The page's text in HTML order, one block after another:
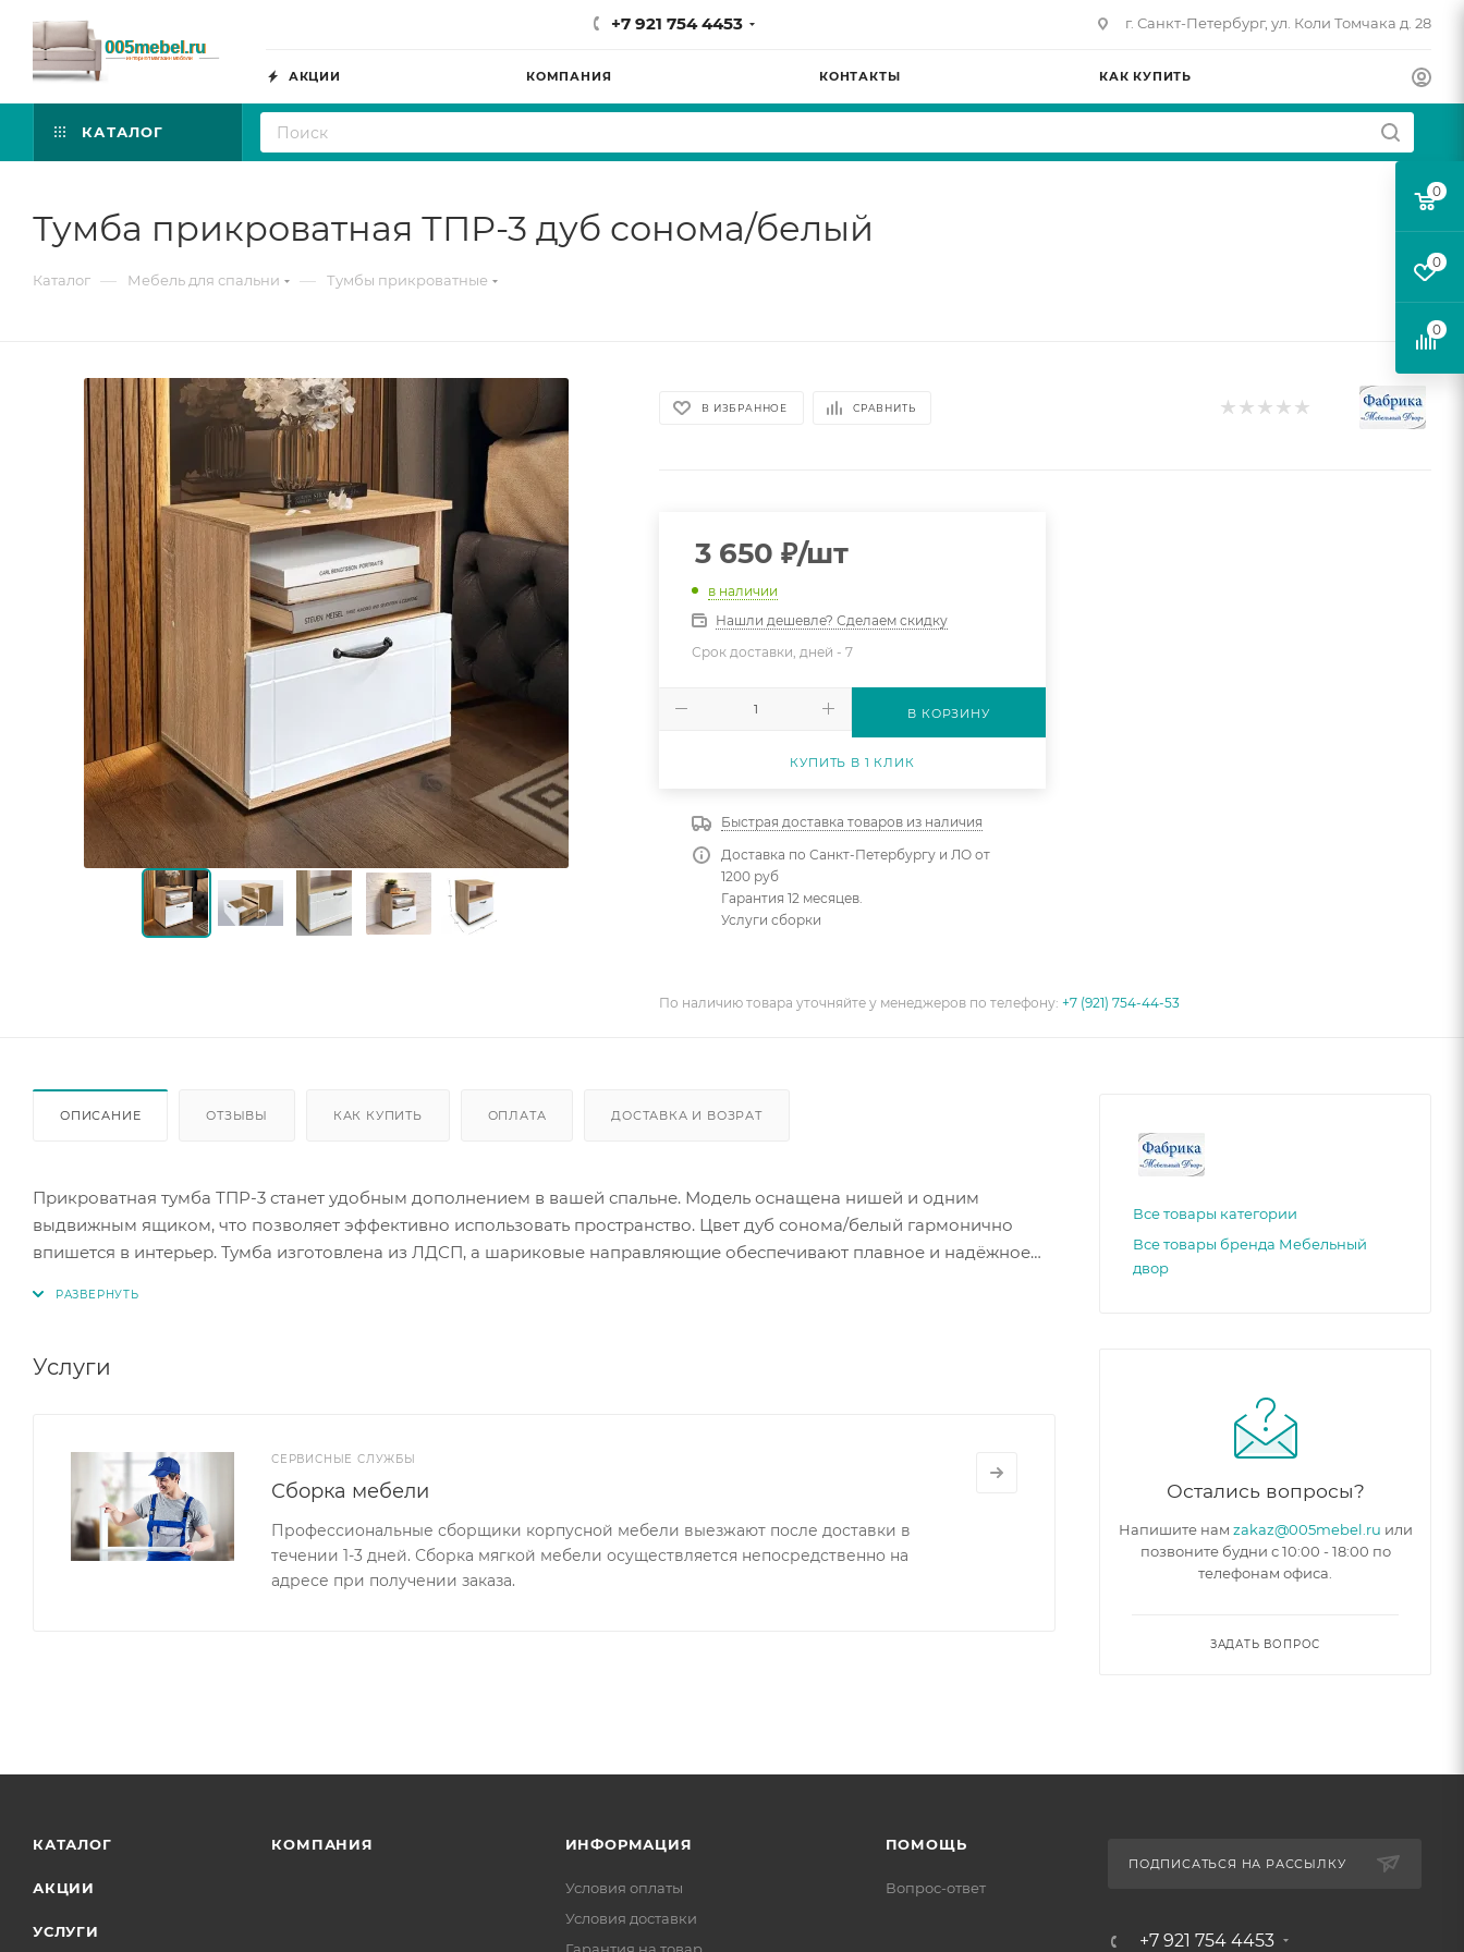
+7 921 754 4453 г. Санкт-Петербург, ул. Коли Томчака д. 28
АКЦИИ КОМПАНИЯ КОНТАКТЫ КАК КУПИТЬ
КАТАЛОГ
Тумба прикроватная ТПР-3 дуб сонома/белый
Каталог — Мебель для спальни — Тумбы прикроватные
В ИЗБРАННОЕ СРАВНИТЬ
3 650 ₽/шт
в наличии
Нашли дешевле? Сделаем скидку
Срок доставки, дней -7
В КОРЗИНУ
КУПИТЬ В 1 КЛИК
Быстрая доставка товаров из наличия
Доставка по Санкт-Петербургу и ЛО от
1200 руб
Гарантия 12 месяцев.
Услуги сборки
По наличию товара уточняйте у менеджеров по телефону:+7 (921) 754-44-53
ОПИСАНИЕ ОТЗЫВЫ КАК КУПИТЬ ОПЛАТА ДОСТАВКА И ВОЗРАТ
Прикроватная тумба ТПР-3 станет удобным дополнением в вашей спальне. Модель оснащена нишей и одним
выдвижным ящиком, что позволяет эффективно использовать пространство. Цвет дуб сонома/белый гармонично
впишется в интерьер. Тумба изготовлена из ЛДСП, а шариковые направляющие обеспечивают плавное и надёжное
Услуги
СЕРВИСНЫЕ СЛУЖБЫ
Сборка мебели
Профессиональные сборщики корпусной мебели выезжают после доставки в
течении 1-3 дней. Сборка мягкой мебели осуществляется непосредственно на
адресе при получении заказа.
Все товары категории
Все товары бренда Мебельный
двор
Остались вопросы?
Напишите нам zakaz@005mebel.ru или
позвоните будни с 10:00 - 18:00 по
телефонам офиса.
ЗАДАТЬ ВОПРОС
КАТАЛОГ
АКЦИИ
УСЛУГИ
КОМПАНИЯ ИНФОРМАЦИЯ
Условия оплаты
Условия доставки
ПОМОЩЬ
Вопрос-ответ
ПОДПИСАТЬСЯ НА РАССЫЛКУ
+7 921 754 4453
0
0
0